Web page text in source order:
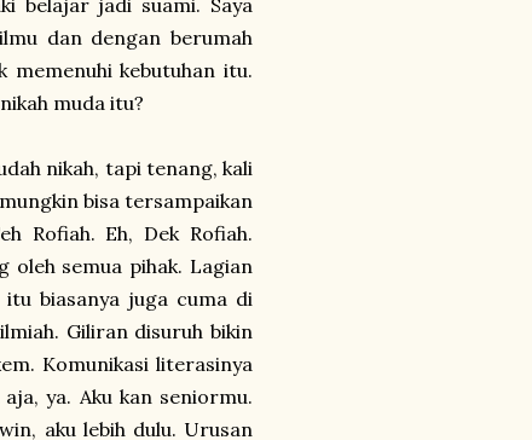
belajar jadi suami. Saya
dan dengan berumah
kebutuhan itu.
muda itu?
nikah, tapi tenang, kali
bisa tersampaikan
Rofiah. Eh, Dek Rofiah.
oleh semua pihak. Lagian
biasanya juga cuma di
Giliran disuruh bikin
Komunikasi literasinya
ya. Aku kan seniormu.
aku lebih dulu. Urusan